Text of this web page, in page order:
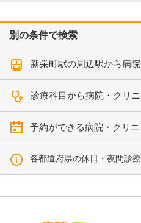
別の条件で検索
新栄町駅の周辺駅から病
診療科目から病院・クリ
予約ができる病院・クリ
各都道府県の休日・夜間診